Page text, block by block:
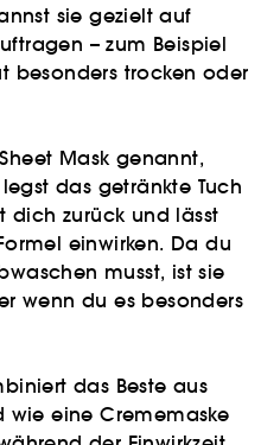
sie gezielt auf
– zum Beispiel
besonders trocken oder
Mask genannt,
das getränkte Tuch
dich zurück und lässt
einwirken. Da du
musst, ist sie
wenn du es besonders
das Beste aus
wie eine Crememaske